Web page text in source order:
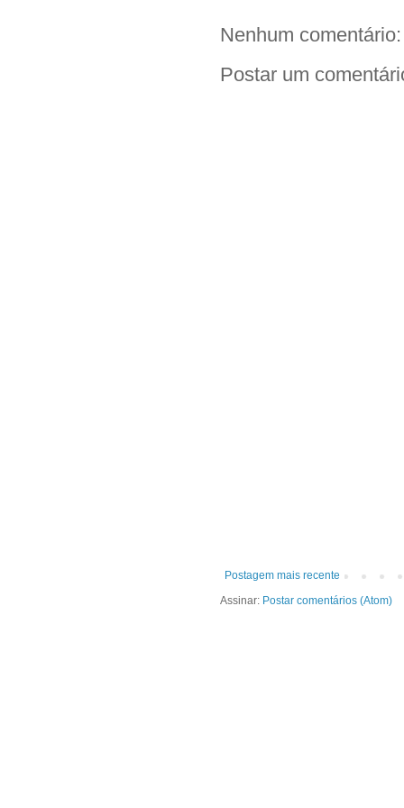
Nenhum comentário:
Postar um
Postagem mais recente
Assinar: Postar comentários (Atom)